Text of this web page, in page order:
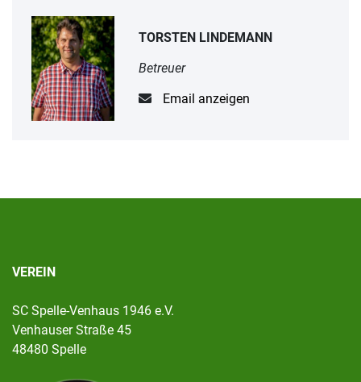
TORSTEN LINDEMANN
Betreuer
Email anzeigen
VEREIN
SC Spelle-Venhaus 1946 e.V.
Venhauser Straße 45
48480 Spelle